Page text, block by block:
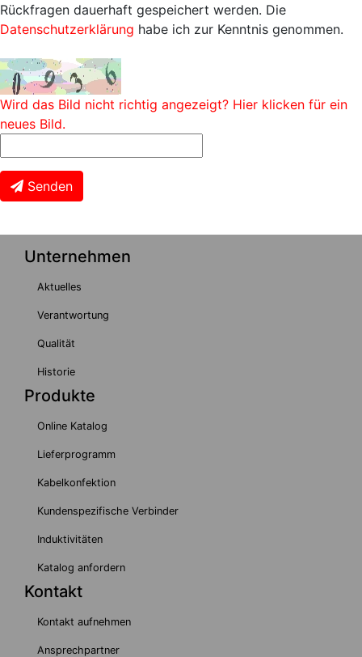
Rückfragen dauerhaft gespeichert werden. Die
Datenschutzerklärung habe ich zur Kenntnis genommen.
Wird das Bild nicht richtig angezeigt? Hier klicken für ein
neues Bild.
Senden
Unternehmen
Aktuelles
Verantwortung
Qualität
Historie
Produkte
Online Katalog
Lieferprogramm
Kabelkonfektion
Kundenspezifische Verbinder
Induktivitäten
Katalog anfordern
Kontakt
Kontakt aufnehmen
Ansprechpartner